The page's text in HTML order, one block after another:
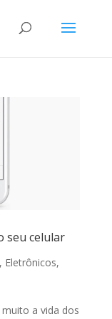
seu celular
, Eletrônicos,
a vida dos